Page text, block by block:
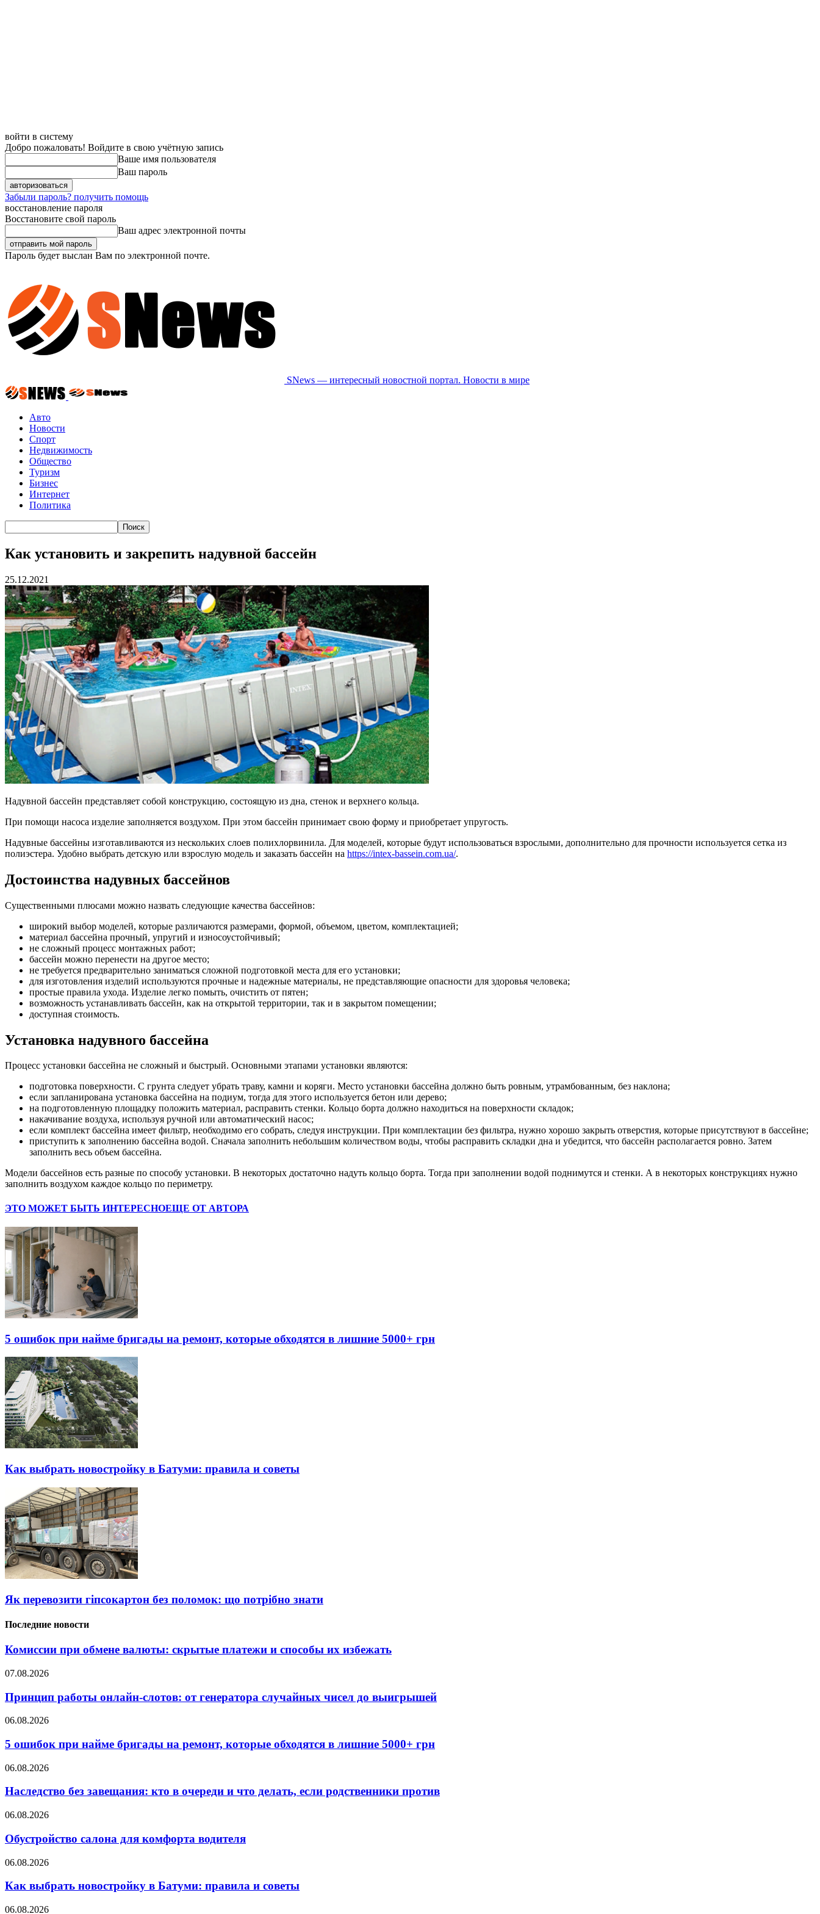
войти в систему
Добро пожаловать! Войдите в свою учётную запись
Ваше имя пользователя
Ваш пароль
Забыли пароль? получить помощь
восстановление пароля
Восстановите свой пароль
Ваш адрес электронной почты
Пароль будет выслан Вам по электронной почте.
SNews — интересный новостной портал. Новости в мире
Авто
Новости
Спорт
Недвижимость
Общество
Туризм
Бизнес
Интернет
Политика
Как установить и закрепить надувной бассейн
25.12.2021
Надувной бассейн представляет собой конструкцию, состоящую из дна, стенок и верхнего кольца.
При помощи насоса изделие заполняется воздухом. При этом бассейн принимает свою форму и приобретает упругость.
Надувные бассейны изготавливаются из нескольких слоев полихлорвинила. Для моделей, которые будут использоваться взрослыми, дополнительно для прочности используется сетка из
полиэстера. Удобно выбрать детскую или взрослую модель и заказать бассейн на https://intex-bassein.com.ua/.
Достоинства надувных бассейнов
Существенными плюсами можно назвать следующие качества бассейнов:
широкий выбор моделей, которые различаются размерами, формой, объемом, цветом, комплектацией;
материал бассейна прочный, упругий и износоустойчивый;
не сложный процесс монтажных работ;
бассейн можно перенести на другое место;
не требуется предварительно заниматься сложной подготовкой места для его установки;
для изготовления изделий используются прочные и надежные материалы, не представляющие опасности для здоровья человека;
простые правила ухода. Изделие легко помыть, очистить от пятен;
возможность устанавливать бассейн, как на открытой территории, так и в закрытом помещении;
доступная стоимость.
Установка надувного бассейна
Процесс установки бассейна не сложный и быстрый. Основными этапами установки являются:
подготовка поверхности. С грунта следует убрать траву, камни и коряги. Место установки бассейна должно быть ровным, утрамбованным, без наклона;
если запланирована установка бассейна на подиум, тогда для этого используется бетон или дерево;
на подготовленную площадку положить материал, расправить стенки. Кольцо борта должно находиться на поверхности складок;
накачивание воздуха, используя ручной или автоматический насос;
если комплект бассейна имеет фильтр, необходимо его собрать, следуя инструкции. При комплектации без фильтра, нужно хорошо закрыть отверстия, которые присутствуют в бассейне;
приступить к заполнению бассейна водой. Сначала заполнить небольшим количеством воды, чтобы расправить складки дна и убедится, что бассейн располагается ровно. Затем
заполнить весь объем бассейна.
Модели бассейнов есть разные по способу установки. В некоторых достаточно надуть кольцо борта. Тогда при заполнении водой поднимутся и стенки. А в некоторых конструкциях нужно
заполнить воздухом каждое кольцо по периметру.
ЭТО МОЖЕТ БЫТЬ ИНТЕРЕСНОЕЩЕ ОТ АВТОРА
5 ошибок при найме бригады на ремонт, которые обходятся в лишние 5000+ грн
Как выбрать новостройку в Батуми: правила и советы
Як перевозити гіпсокартон без поломок: що потрібно знати
Последние новости
Комиссии при обмене валюты: скрытые платежи и способы их избежать
07.08.2026
Принцип работы онлайн-слотов: от генератора случайных чисел до выигрышей
06.08.2026
5 ошибок при найме бригады на ремонт, которые обходятся в лишние 5000+ грн
06.08.2026
Наследство без завещания: кто в очереди и что делать, если родственники против
06.08.2026
Обустройство салона для комфорта водителя
06.08.2026
Как выбрать новостройку в Батуми: правила и советы
06.08.2026